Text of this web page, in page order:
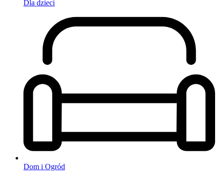
Dla dzieci
Dom i Ogród